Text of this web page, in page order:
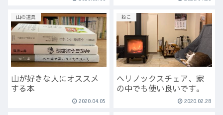
山の道具
山が好きな人にオススメ
する本
2020.04.05
ねこ
ヘリノックスチェア、家
の中でも使い良いです。
2020.02.28